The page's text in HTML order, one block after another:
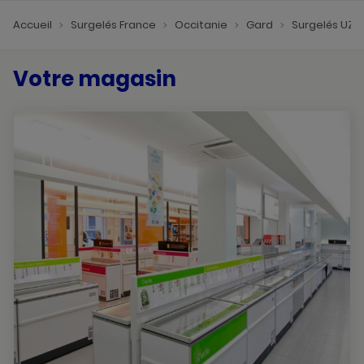
Accueil Surgelés France Occitanie Gard Surgelés
Votre magasin